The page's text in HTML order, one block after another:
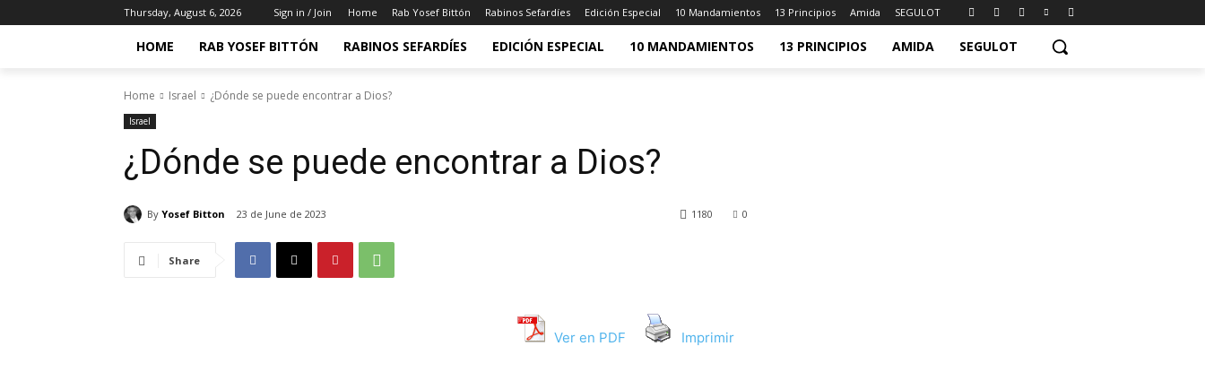
Thursday, August 6, 2026 Sign in / Join Home Rab Yosef Bittón Rabinos Sefardíes Edición Especial 10 Mandamientos 13 Principios Amida SEGULOT
HOME RAB YOSEF BITTÓN RABINOS SEFARDÍES EDICIÓN ESPECIAL 10 MANDAMIENTOS 13 PRINCIPIOS AMIDA SEGULOT
Home Israel ¿Dónde se puede encontrar a Dios?
Israel
¿Dónde se puede encontrar a Dios?
By Yosef Bitton 23 de June de 2023 0
1180
Share
Ver en PDF Imprimir